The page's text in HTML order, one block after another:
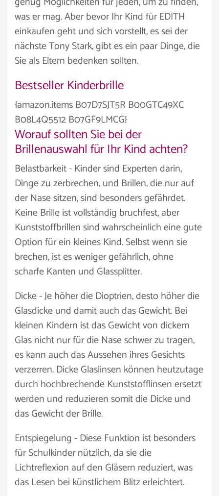
was er mag. Aber bevor Ihr Kind für EDITH
einkaufen geht und sich vorstellt, es sei der
nächste Tony Stark, gibt es ein paar Dinge, die
Sie als Eltern bedenken sollten.
Bestseller Kinderbrille
{amazon.items B07D7SJT5R B00GTC49XC
B08L4Q5512 B07GF9LMCG}
Worauf sollten Sie bei der
Brillenauswahl für Ihr Kind achten?
Belastbarkeit - Kinder sind Experten darin,
Dinge zu zerbrechen, und Brillen, die nur auf
der Nase sitzen, sind besonders gefährdet.
Keine Brille ist vollständig bruchfest, aber
Kunststoffbrillen sind wahrscheinlich eine gute
Option für ein kleines Kind. Selbst wenn sie
brechen, ist es weniger gefährlich, ohne
scharfe Kanten und Glassplitter.
Dicke - Je höher die Dioptrien, desto höher die
Glasdicke und damit auch das Gewicht. Bei
kleinen Kindern ist das Gewicht von dickem
Glas nicht nur für die Nase schwer zu tragen,
es kann auch das Aussehen ihres Gesichts
verzerren. Dicke Glaslinsen können heutzutage
durch hochbrechende Kunststofflinsen ersetzt
werden und reduzieren somit die Dicke und
das Gewicht der Brille.
Entspiegelung - Diese Funktion ist besonders
für Schulkinder nützlich, da sie die
Lichtreflexion auf den Gläsern reduziert, was
das Lesen bei künstlichem Blitz erleichtert.